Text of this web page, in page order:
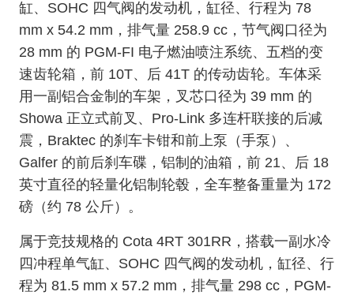
缸、SOHC 四气阀的发动机，缸径、行程为 78
mm x 54.2 mm，排气量 258.9 cc，节气阀口径为
28 mm 的 PGM-FI 电子燃油喷注系统、五档的变
速齿轮箱，前 10T、后 41T 的传动齿轮。车体采
用一副铝合金制的车架，叉芯口径为 39 mm 的
Showa 正立式前叉、Pro-Link 多连杆联接的后减
震，Braktec 的刹车卡钳和前上泵（手泵）、
Galfer 的前后刹车碟，铝制的油箱，前 21、后 18
英寸直径的轻量化铝制轮毂，全车整备重量为 172
磅（约 78 公斤）。
属于竞技规格的 Cota 4RT 301RR，搭载一副水冷
四冲程单气缸、SOHC 四气阀的发动机，缸径、行
程为 81.5 mm x 57.2 mm，排气量 298 cc，PGM-